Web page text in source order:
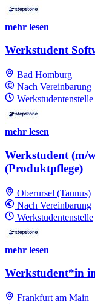
mehr lesen
Werkstudent
Bad Homburg
Nach Vereinbarung
Werkstudentenstelle
mehr lesen
Werkstudent (m/
(Produktpflege)
Oberursel (Taunus)
Nach Vereinbarung
Werkstudentenstelle
mehr lesen
Werkstudent*in
Frankfurt am Main